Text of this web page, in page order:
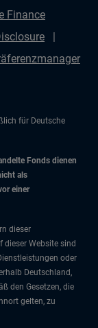
Finance
für Deutsche
Fonds dienen
als
einer
dieser
Website sind
oder
Deutschland,
den Gesetzen, die
gelten, zu